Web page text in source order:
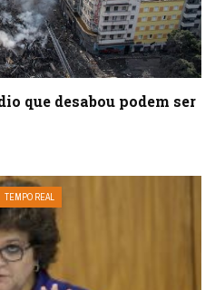
que desabou podem ser
TEMPO REAL